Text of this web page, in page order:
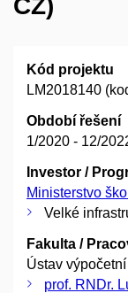
CZ)
Kód projektu
LM2018140
Období řešení
1/2020 - 12/
Investor /
Ministerstvo
Velké
Fakulta /
Ústav
prof. RNDr.